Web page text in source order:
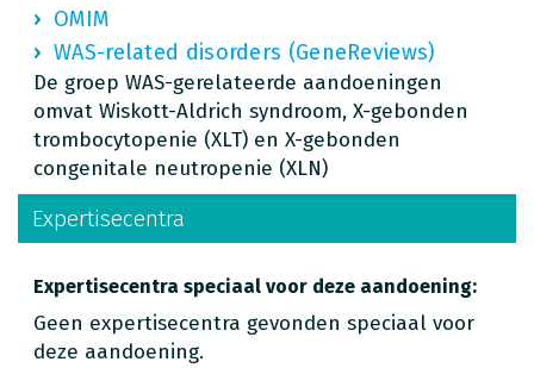
OMIM
WAS-related disorders (GeneReviews)
De groep WAS-gerelateerde aandoeningen
omvat Wiskott-Aldrich syndroom, X-gebonden
trombocytopenie (XLT) en X-gebonden
congenitale neutropenie (XLN)
Expertisecentra
Expertisecentra speciaal voor deze aandoening:
Geen expertisecentra gevonden speciaal voor
deze aandoening.